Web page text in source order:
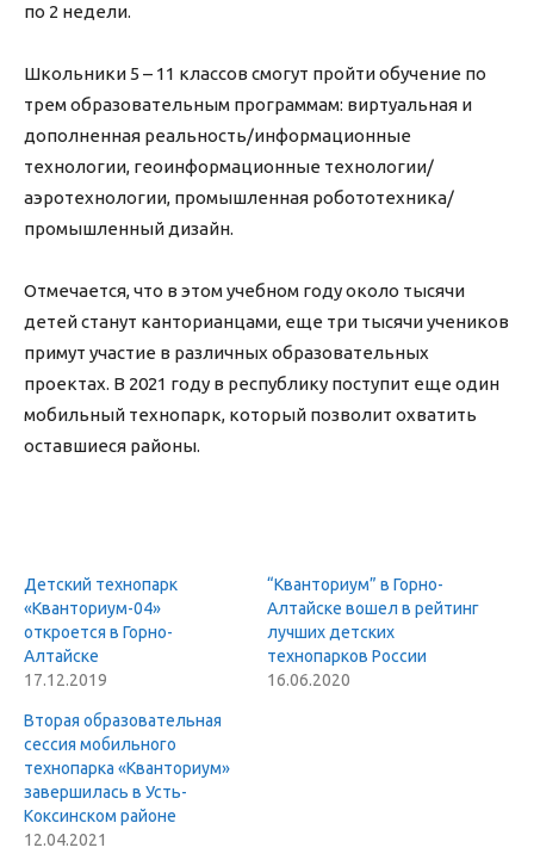
по 2 недели.
Школьники 5 – 11 классов смогут пройти обучение по
трем образовательным программам: виртуальная и
дополненная реальность/информационные
технологии, геоинформационные технологии/
аэротехнологии, промышленная робототехника/
промышленный дизайн.
Отмечается, что в этом учебном году около тысячи
детей станут канторианцами, еще три тысячи учеников
примут участие в различных образовательных
проектах. В 2021 году в республику поступит еще один
мобильный технопарк, который позволит охватить
оставшиеся районы.
Детский технопарк
«Кванториум-04»
откроется в Горно-
Алтайске
17.12.2019
“Кванториум” в Горно-
Алтайске вошел в рейтинг
лучших детских
технопарков России
16.06.2020
Вторая образовательная
сессия мобильного
технопарка «Кванториум»
завершилась в Усть-
Коксинском районе
12.04.2021